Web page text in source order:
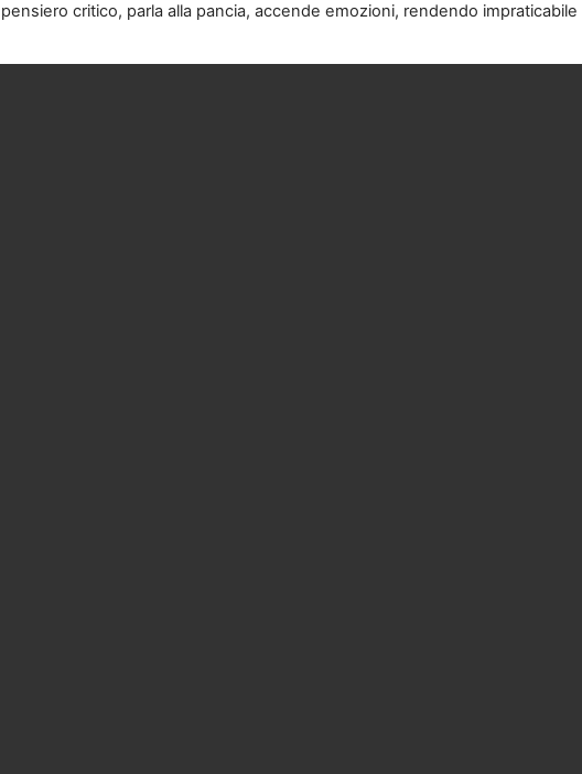
pensiero critico, parla alla pancia, accende emozioni, rendendo